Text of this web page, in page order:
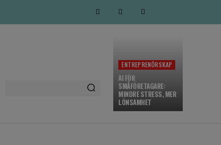
ENTREPRENÖRSKAP
AI FÖR
SMÅFÖRETAGARE:
MINDRE STRESS, MER
LÖNSAMHET